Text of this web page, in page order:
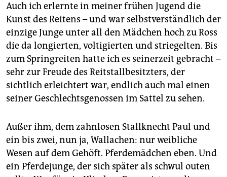
Auch ich erlernte in meiner frühen Jugend die
Kunst des Reitens – und war selbstverständlich der
einzige Junge unter all den Mädchen hoch zu Ross
die da longierten, voltigierten und striegelten. Bis
zum Springreiten hatte ich es seinerzeit gebracht –
sehr zur Freude des Reitstallbesitzters, der
sichtlich erleichtert war, endlich auch mal einen
seiner Geschlechtsgenossen im Sattel zu sehen.
Außer ihm, dem zahnlosen Stallknecht Paul und
ein bis zwei, nun ja, Wallachen: nur weibliche
Wesen auf dem Gehöft. Pferdemädchen eben. Und
ein Pferdejunge, der sich später als schwul outen